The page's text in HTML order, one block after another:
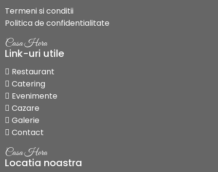
Termeni si conditii
Politica de confidentialitate
Casa Hora
Link-uri utile
Restaurant
Catering
Evenimente
Cazare
Galerie
Contact
Casa Hora
Locatia noastra